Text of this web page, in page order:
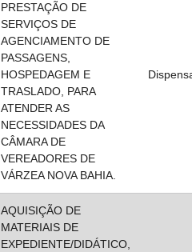
PRESTAÇÃO DE
SERVIÇOS DE
AGENCIAMENTO DE
PASSAGENS,
HOSPEDAGEM E
TRASLADO, PARA
ATENDER AS
NECESSIDADES DA
CÂMARA DE
VEREADORES DE
VÁRZEA NOVA BAHIA.
AQUISIÇÃO DE
MATERIAIS DE
EXPEDIENTE/DIDÁTICO,